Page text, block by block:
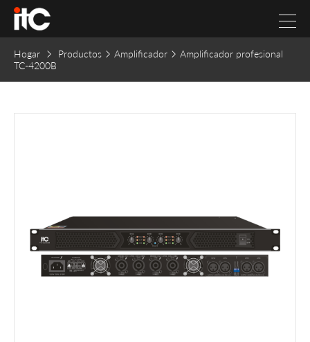
Hogar Productos Amplificador
Amplificador profesional
TC-4200B